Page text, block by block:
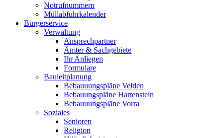
Notrufnummern
Müllabfuhrkalender
Bürgerservice
Verwaltung
Ansprechpartner
Ämter & Sachgebiete
Ihr Anliegen
Formulare
Bauleitplanung
Bebauuungspläne Velden
Bebauungspläne Hartenstein
Bebauuungspläne Vorra
Soziales
Senioren
Religion